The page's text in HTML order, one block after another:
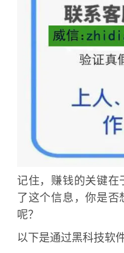
记住，赚钱的关键在
了这个信息，你是否
呢？
以下是通过黑科技软